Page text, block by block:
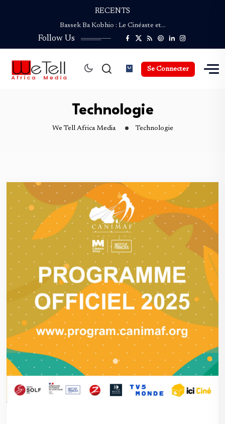
RECENTS
Bassek Ba Kobhio : Le Cinéaste et…
ENVIROFEST CAMEROUN revient pour une Deuxième édition…
NGAND’A SAO : Le Festival du Safou…
Coupe du Monde de la Presse Culturelle :…
Bassek Ba Kobhio : Le Cinéaste et…
NGAND’A SAO : Le Festival du Safou…
Follow Us
Se Connecter
Technologie
We Tell Africa Media Technologie